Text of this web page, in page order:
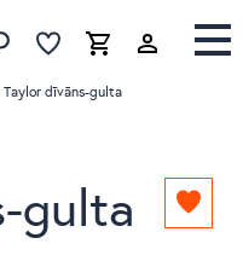
produktus
IzlaseGrozs Izlase
Taylor dīvāns-gulta
gulta